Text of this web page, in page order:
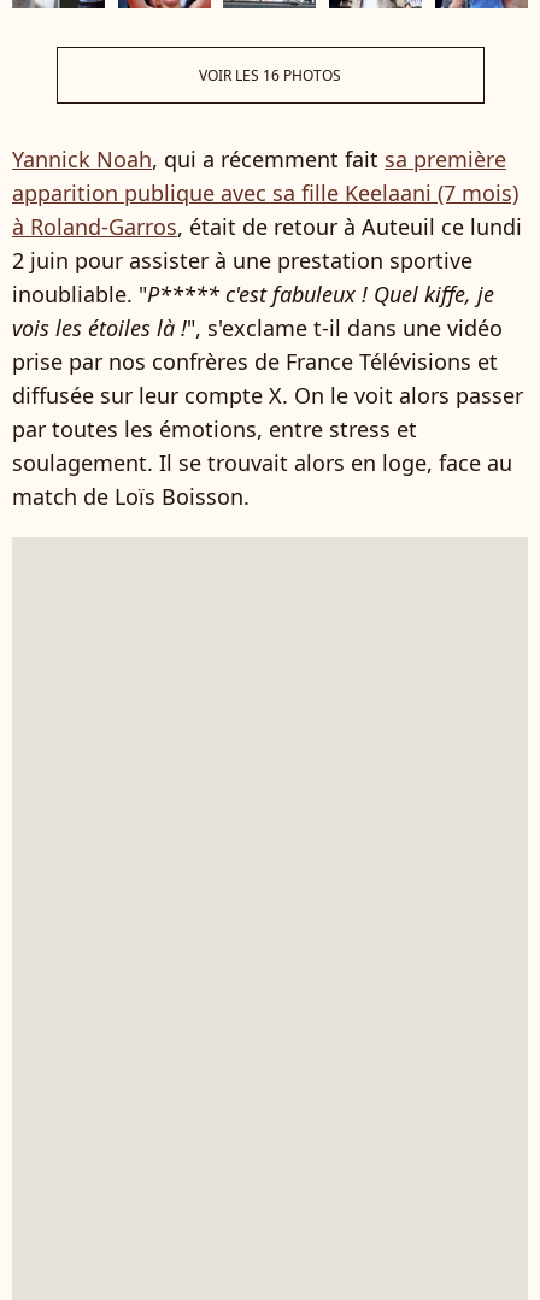
VOIR LES 16 PHOTOS
Yannick Noah, qui a récemment fait sa première
apparition publique avec sa fille Keelaani (7 mois)
à Roland-Garros, était de retour à Auteuil ce lundi
2 juin pour assister à une prestation sportive
inoubliable. "P***** c'est fabuleux ! Quel kiffe, je
vois les étoiles là !", s'exclame t-il dans une vidéo
prise par nos confrères de France Télévisions et
diffusée sur leur compte X. On le voit alors passer
par toutes les émotions, entre stress et
soulagement. Il se trouvait alors en loge, face au
match de Loïs Boisson.